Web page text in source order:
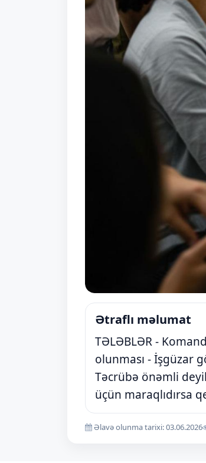
Ətraflı məlumat
TƏLƏBLƏR ​-
olunması ​- İşgüzar
Təcrübə önəmli
üçün maraqlıdırsa
Əlavə olunma tarixi: 03.06.2026